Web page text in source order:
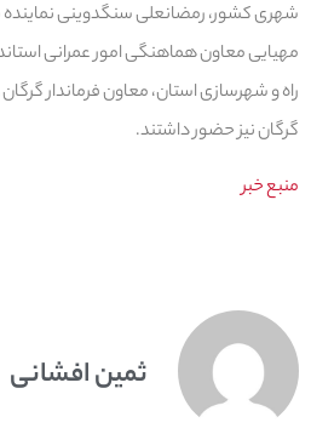
شهری کشور، رمضانعلی سنگدوینی
مهیایی معاون هماهنگی امور عمرانی
راه و شهرسازی استان، معاون فرماندار
گرگان نیز حضور داشتند.
منبع خبر
ثمین افشانی